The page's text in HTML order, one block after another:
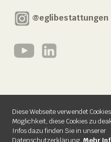
@eglibestattungen
© 2026 Egli Bestattungen AG
Impressum
Datenschutzerklärung